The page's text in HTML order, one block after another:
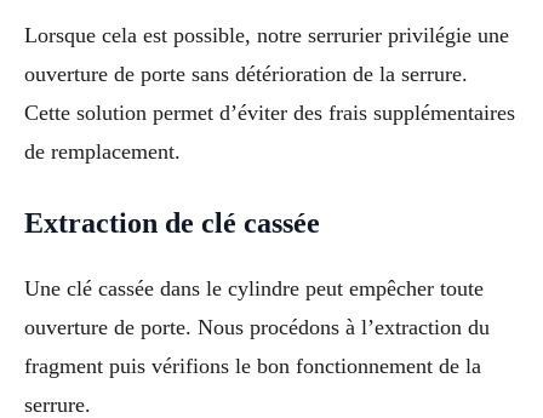
Lorsque cela est possible, notre serrurier privilégie une
ouverture de porte sans détérioration de la serrure.
Cette solution permet d’éviter des frais supplémentaires
de remplacement.
Extraction de clé cassée
Une clé cassée dans le cylindre peut empêcher toute
ouverture de porte. Nous procédons à l’extraction du
fragment puis vérifions le bon fonctionnement de la
serrure.